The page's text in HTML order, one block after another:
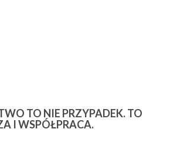
TO NIE PRZYPADEK. TO
I WSPÓŁPRACA.